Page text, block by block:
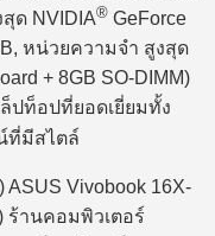
ด NVIDIA® GeForce
หน่วยความจำ สูงสุด
+ 8GB SO-DIMM)
ท็อปที่ยอดเยี่ยมทั้ง
ที่มีสไตล์